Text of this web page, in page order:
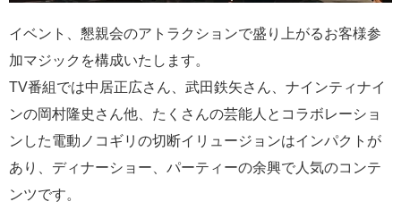
イベント、懇親会のアトラクションで盛り上がるお客様参
加マジックを構成いたします。
TV番組では中居正広さん、武田鉄矢さん、ナインティナイ
ンの岡村隆史さん他、たくさんの芸能人とコラボレーショ
ンした電動ノコギリの切断イリュージョンはインパクトが
あり、ディナーショー、パーティーの余興で人気のコンテ
ンツです。